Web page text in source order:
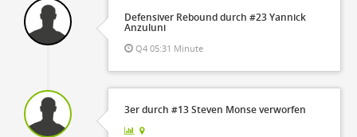
Defensiver Rebound durch #23 Yannick
Anzuluni
Q4 05:31 Minute
3er durch #13 Steven Monse verworfen